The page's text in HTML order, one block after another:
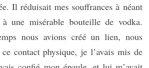
Il réduisait mes souffrances à néant
une misérable bouteille de vodka.
nous avions créé un lien, nous
contact physique, je l’avais mis de